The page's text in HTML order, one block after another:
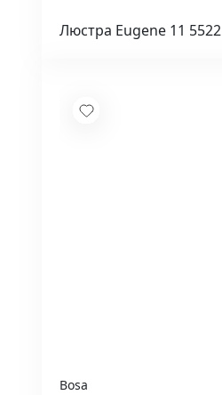
Люстра Eugene 11 5522
Bosa